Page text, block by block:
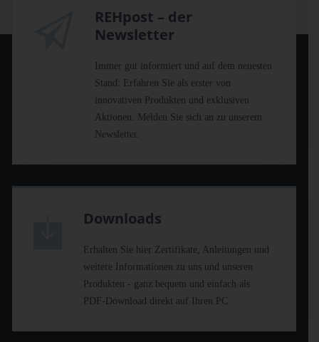
REHpost – der
Newsletter
Immer gut informiert und auf dem neuesten
Stand: Erfahren Sie als erster von
innovativen Produkten und exklusiven
Aktionen. Melden Sie sich an zu unserem
Newsletter.
Downloads
Erhalten Sie hier Zertifikate, Anleitungen und
weitere Informationen zu uns und unseren
Produkten - ganz bequem und einfach als
PDF-Download direkt auf Ihren PC.